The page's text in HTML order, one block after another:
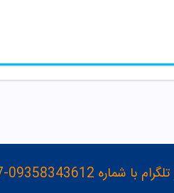
09302007587